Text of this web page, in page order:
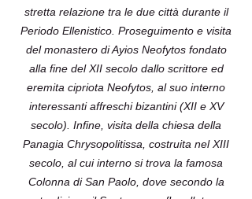
stretta relazione tra le due città durante il
Periodo Ellenistico. Proseguimento e visita
del monastero di Ayios Neofytos fondato
alla fine del XII secolo dallo scrittore ed
eremita cipriota Neofytos, al suo interno
interessanti affreschi bizantini (XII e XV
secolo). Infine, visita della chiesa della
Panagia Chrysopolitissa, costruita nel XIII
secolo, al cui interno si trova la famosa
Colonna di San Paolo, dove secondo la